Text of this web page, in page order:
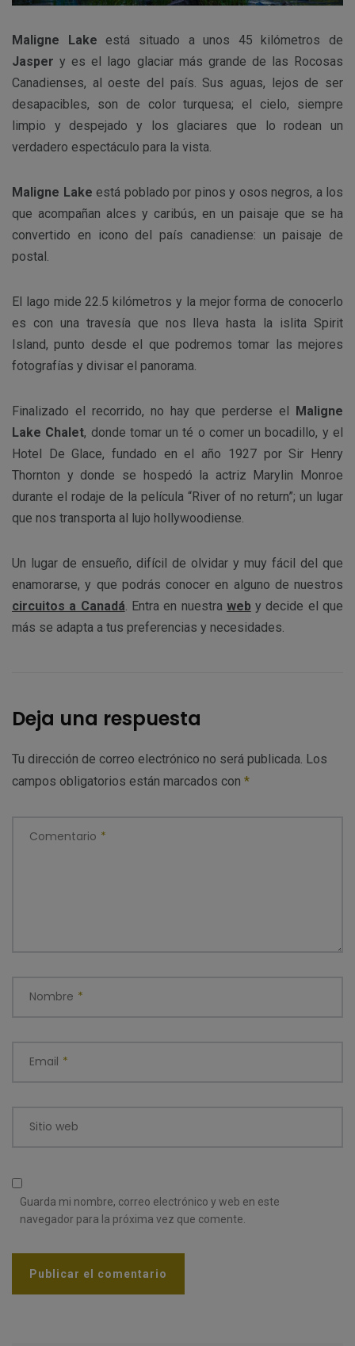
Maligne Lake está situado a unos 45 kilómetros de
Jasper y es el lago glaciar más grande de las Rocosas
Canadienses, al oeste del país. Sus aguas, lejos de ser
desapacibles, son de color turquesa; el cielo, siempre
limpio y despejado y los glaciares que lo rodean un
verdadero espectáculo para la vista.
Maligne Lake está poblado por pinos y osos negros, a los
que acompañan alces y caribús, en un paisaje que se ha
convertido en icono del país canadiense: un paisaje de
postal.
El lago mide 22.5 kilómetros y la mejor forma de conocerlo
es con una travesía que nos lleva hasta la islita Spirit
Island, punto desde el que podremos tomar las mejores
fotografías y divisar el panorama.
Finalizado el recorrido, no hay que perderse el
Maligne
Lake Chalet, donde tomar un té o comer un bocadillo, y el
Hotel De Glace, fundado en el año 1927 por Sir Henry
Thornton y donde se hospedó la actriz Marylin Monroe
durante el rodaje de la película “River of no return”; un lugar
que nos transporta al lujo hollywoodiense.
Un lugar de ensueño, difícil de olvidar y muy fácil del que
enamorarse, y que podrás conocer en alguno de nuestros
circuitos a Canadá. Entra en nuestra web y decide el que
más se adapta a tus preferencias y necesidades.
Deja una respuesta
Tu dirección de correo electrónico no será publicada. Los
campos obligatorios están marcados con *
Comentario *
Nombre *
Email *
Sitio web
Guarda mi nombre, correo electrónico y web en este
navegador para la próxima vez que comente.